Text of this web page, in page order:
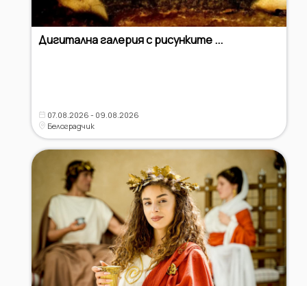
Дигитална галерия с рисунките ...
07.08.2026 - 09.08.2026
Белоградчик